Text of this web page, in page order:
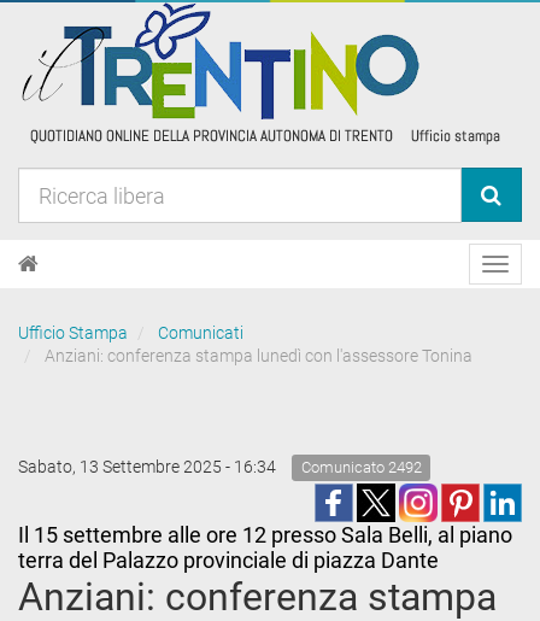
Ufficio Stampa
Comunicati
Anziani: conferenza stampa lunedì con l'assessore Tonina
Sabato, 13 Settembre 2025 - 16:34 Comunicato 2492
Il 15 settembre alle ore 12 presso Sala Belli, al piano
terra del Palazzo provinciale di piazza Dante
Anziani: conferenza stampa